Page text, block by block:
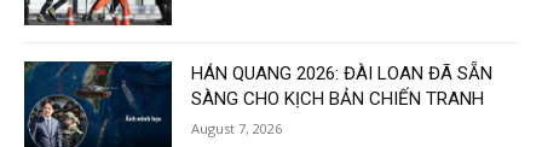
HÁN QUANG 2026: ĐÀI LOAN ĐÃ SẴN
SÀNG CHO KỊCH BẢN CHIẾN TRANH
August 7, 2026